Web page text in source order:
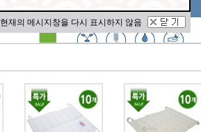
현재의 메시지창을 다시 표시하지 않음